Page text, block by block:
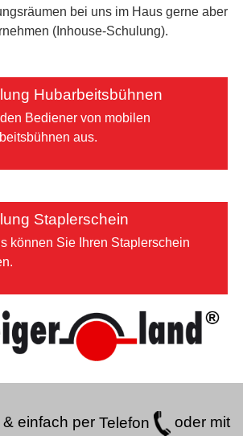
bei uns im Haus gerne aber
(Inhouse-Schulung).
Hubarbeitsbühnen
Bediener von mobilen
aus.
Staplerschein
können Sie Ihren Staplerschein
einfach per Telefon
oder mit